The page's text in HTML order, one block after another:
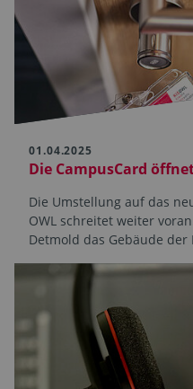
01.04.2025
Die CampusCard
Die Umstellung auf das
OWL schreitet weiter
Detmold das Gebäude